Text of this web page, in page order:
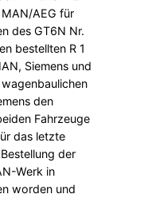
AEG für
des GT6N Nr.
bestellten R 1
Siemens und
den
Fahrzeuge
das letzte
der
Werk in
worden und